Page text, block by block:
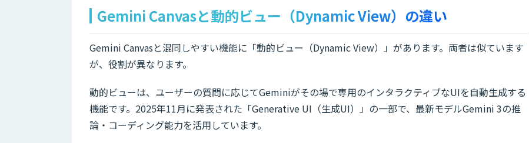
Gemini Canvasと動的ビュー（Dynamic View）の違い
Gemini Canvasと混同しやすい機能に「動的ビュー（Dynamic View）」があります。両者は似ています
が、役割が異なります。
動的ビューは、ユーザーの質問に応じてGeminiがその場で専用のインタラクティブなUIを自動生成する
機能です。2025年11月に発表された「Generative UI（生成UI）」の一部で、最新モデルGemini 3の推
論・コーディング能力を活用しています。